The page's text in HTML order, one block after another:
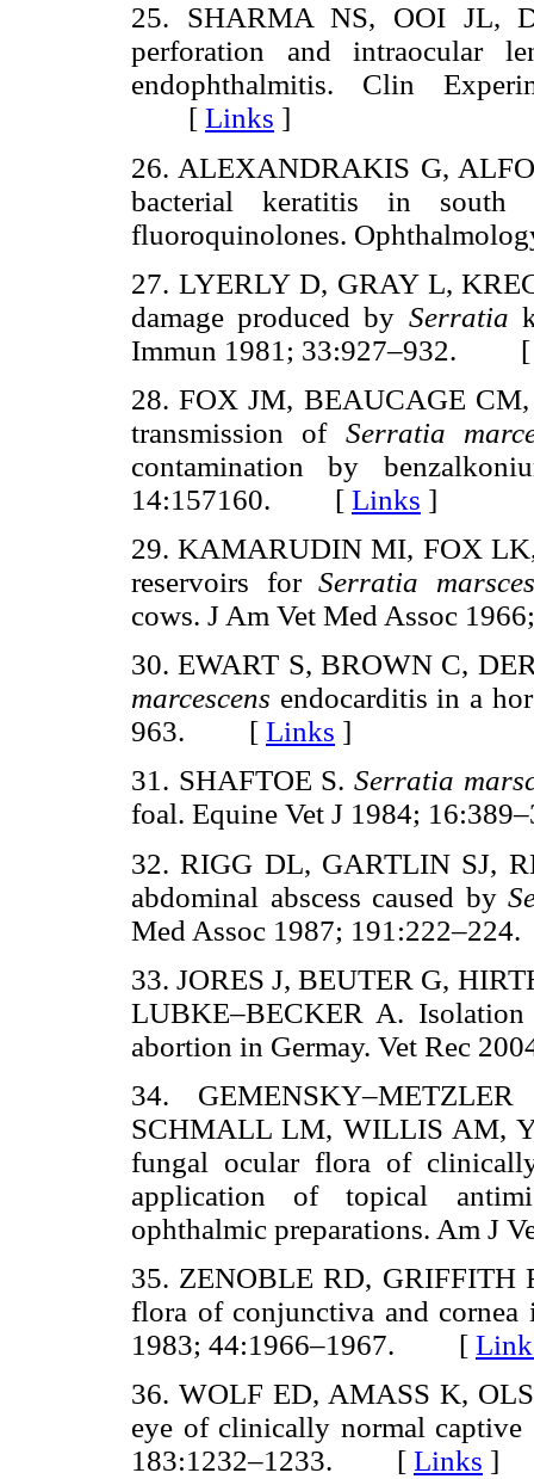
25. SHARMA NS, OOI JL,
perforation and intraocular
endophthalmitis. Clin
[ Links ]
26. ALEXANDRAKIS G,
bacterial keratitis in south
fluoroquinolones.
27. LYERLY D, GRAY L,
damage produced by Serratia
Immun 1981; 33:927–932.
28. FOX JM, BEAUCAGE
transmission of Serratia
contamination by
14:157160. [ Links ]
29. KAMARUDIN MI, FOX
reservoirs forSerratia
cows. J Am Vet Med Assoc
30. EWART S, BROWN C,
marcescens endocarditis in a
963. [ Links ]
31. SHAFTOE S. Serratia
foal. Equine Vet J 1984;
32. RIGG DL, GARTLIN SJ,
abdominal abscess caused by
Med Assoc 1987;
33. JORES J, BEUTER G,
LUBKE–BECKER A.
abortion in Germay. Vet Rec
34.
SCHMALL LM, WILLIS AM,
fungal ocular flora of
application of topical
ophthalmic preparations. Am
35. ZENOBLE RD, GRIFFITH
flora of conjunctiva and
1983; 44:1966–1967. [
36. WOLF ED, AMASS K,
eye of clinically normal
183:1232–1233. [ Links ]